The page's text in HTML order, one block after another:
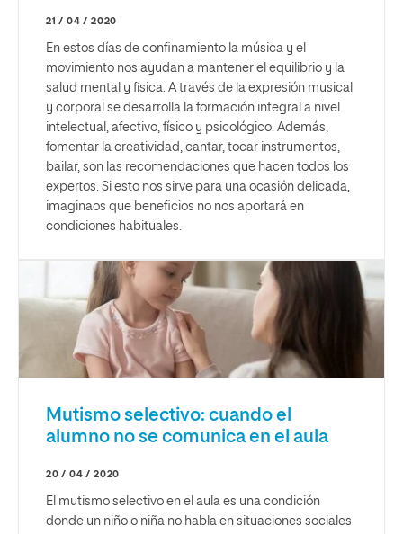
21 / 04 / 2020
En estos días de confinamiento la música y el
movimiento nos ayudan a mantener el equilibrio y la
salud mental y física. A través de la expresión musical
y corporal se desarrolla la formación integral a nivel
intelectual, afectivo, físico y psicológico. Además,
fomentar la creatividad, cantar, tocar instrumentos,
bailar, son las recomendaciones que hacen todos los
expertos. Si esto nos sirve para una ocasión delicada,
imaginaos que beneficios no nos aportará en
condiciones habituales.
Mutismo selectivo: cuando el
alumno no se comunica en el aula
20 / 04 / 2020
El mutismo selectivo en el aula es una condición
donde un niño o niña no habla en situaciones sociales